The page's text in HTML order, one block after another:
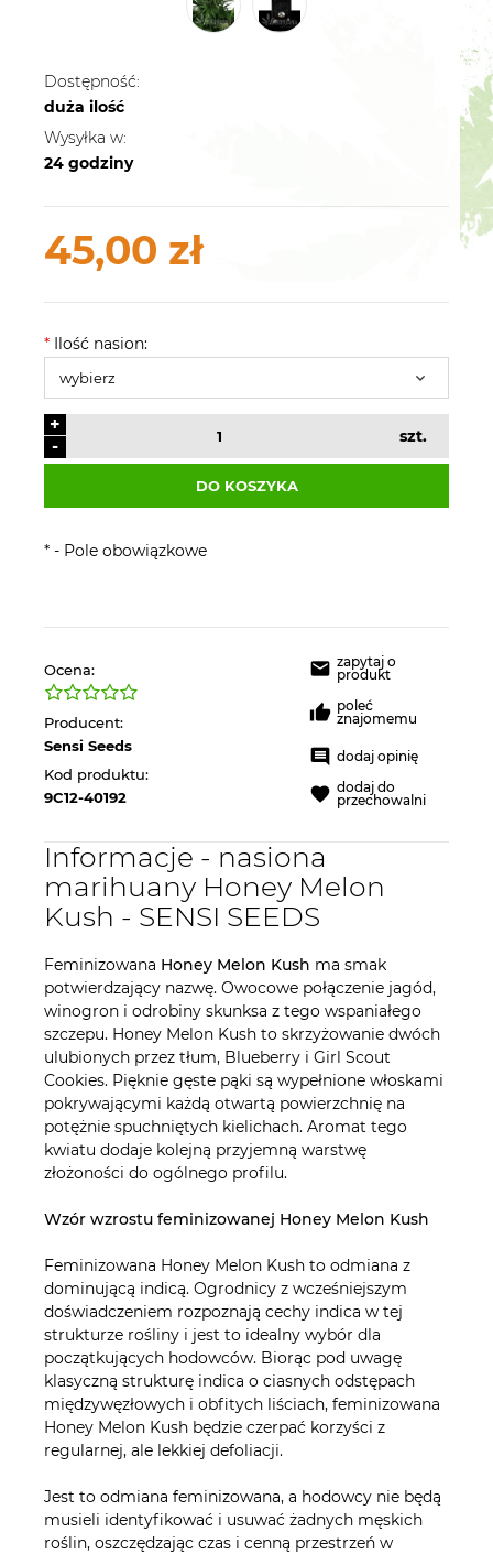
Dostępność:
duża ilość
Wysyłka w:
24 godziny
45,00 zł
* Ilość nasion:
-
+
szt.
DO KOSZYKA
* - Pole obowiązkowe
Ocena:
Producent:
Sensi Seeds
Kod produktu:
9C12-40192
zapytaj o
produkt
poleć
znajomemu
dodaj opinię
dodaj do
przechowalni
Informacje - nasiona
marihuany Honey Melon
Kush - SENSI SEEDS
Feminizowana Honey Melon Kush ma smak
potwierdzający nazwę. Owocowe połączenie jagód,
winogron i odrobiny skunksa z tego wspaniałego
szczepu. Honey Melon Kush to skrzyżowanie dwóch
ulubionych przez tłum, Blueberry i Girl Scout
Cookies. Pięknie gęste pąki są wypełnione włoskami
pokrywającymi każdą otwartą powierzchnię na
potężnie spuchniętych kielichach. Aromat tego
kwiatu dodaje kolejną przyjemną warstwę
złożoności do ogólnego profilu.
Wzór wzrostu feminizowanej Honey Melon Kush
Feminizowana Honey Melon Kush to odmiana z
dominującą indicą. Ogrodnicy z wcześniejszym
doświadczeniem rozpoznają cechy indica w tej
strukturze rośliny i jest to idealny wybór dla
początkujących hodowców. Biorąc pod uwagę
klasyczną strukturę indica o ciasnych odstępach
międzywęzłowych i obfitych liściach, feminizowana
Honey Melon Kush będzie czerpać korzyści z
regularnej, ale lekkiej defoliacji.
Jest to odmiana feminizowana, a hodowcy nie będą
musieli identyfikować i usuwać żadnych męskich
roślin, oszczędzając czas i cenną przestrzeń w